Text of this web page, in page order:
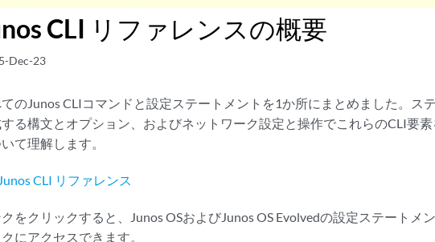
CLI リファレンスの概要
Dec-23
のJunos CLIコマンドと設定ステートメントを1か所にまとめました。ス
る構文とオプション、およびネットワーク設定と操作でこれらのCLI要
て理解します。
Junos CLI リファレンス
クをクリックすると、Junos OSおよびJunos OS Evolvedの設定ステートメ
にアクセスできます。